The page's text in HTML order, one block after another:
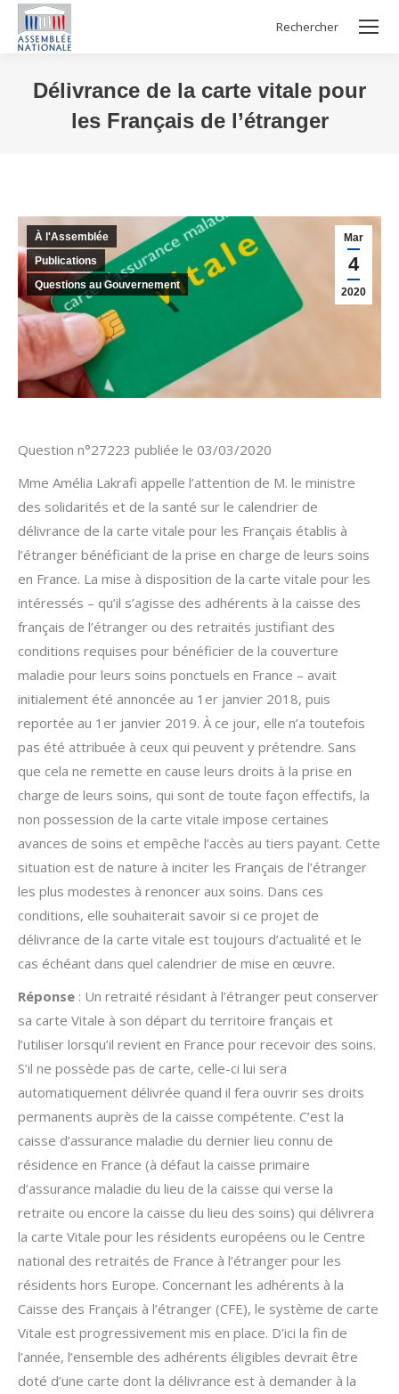
Search:
Rechercher
Délivrance de la carte vitale pour
les Français de l’étranger
Mar
4
2020
À l'Assemblée
Publications
Questions au Gouvernement
Question n°27223 publiée le 03/03/2020
Mme Amélia Lakrafi appelle l’attention de M. le ministre
des solidarités et de la santé sur le calendrier de
délivrance de la carte vitale pour les Français établis à
l’étranger bénéficiant de la prise en charge de leurs soins
en France. La mise à disposition de la carte vitale pour les
intéressés – qu’il s’agisse des adhérents à la caisse des
français de l’étranger ou des retraités justifiant des
conditions requises pour bénéficier de la couverture
maladie pour leurs soins ponctuels en France – avait
initialement été annoncée au 1er janvier 2018, puis
reportée au 1er janvier 2019. À ce jour, elle n’a toutefois
pas été attribuée à ceux qui peuvent y prétendre. Sans
que cela ne remette en cause leurs droits à la prise en
charge de leurs soins, qui sont de toute façon effectifs, la
non possession de la carte vitale impose certaines
avances de soins et empêche l’accès au tiers payant. Cette
situation est de nature à inciter les Français de l’étranger
les plus modestes à renoncer aux soins. Dans ces
conditions, elle souhaiterait savoir si ce projet de
délivrance de la carte vitale est toujours d’actualité et le
cas échéant dans quel calendrier de mise en œuvre.
Réponse : Un retraité résidant à l’étranger peut conserver
sa carte Vitale à son départ du territoire français et
l’utiliser lorsqu’il revient en France pour recevoir des soins.
S’il ne possède pas de carte, celle-ci lui sera
automatiquement délivrée quand il fera ouvrir ses droits
permanents auprès de la caisse compétente. C’est la
caisse d’assurance maladie du dernier lieu connu de
résidence en France (à défaut la caisse primaire
d’assurance maladie du lieu de la caisse qui verse la
retraite ou encore la caisse du lieu des soins) qui délivrera
la carte Vitale pour les résidents européens ou le Centre
national des retraités de France à l’étranger pour les
résidents hors Europe. Concernant les adhérents à la
Caisse des Français à l’étranger (CFE), le système de carte
Vitale est progressivement mis en place. D’ici la fin de
l’année, l’ensemble des adhérents éligibles devrait être
doté d’une carte dont la délivrance est à demander à la